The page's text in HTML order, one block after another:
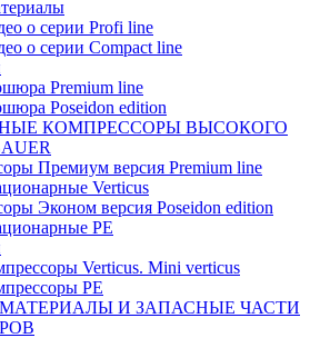
о серии Profi line
о серии Compact line
Premium line
Poseidon edition
КОМПРЕССОРЫ ВЫСОКОГО
Премиум версия Premium line
Verticus
Эконом версия Poseidon edition
PE
Verticus. Mini verticus
PE
И ЗАПАСНЫЕ ЧАСТИ